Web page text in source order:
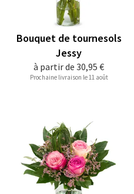
à partir de 30,95 €
Bouquet de tournesols
Jessy
Prochaine livraison le 11 août